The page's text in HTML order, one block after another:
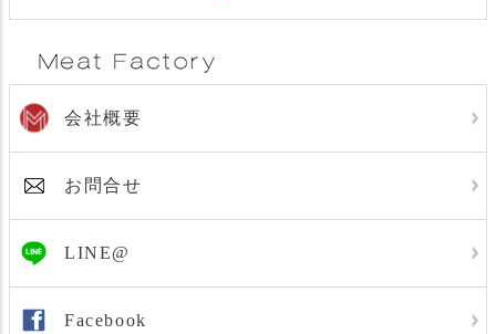
会社概要
お問合せ
LINE@
Facebook